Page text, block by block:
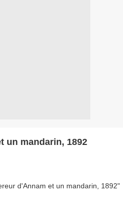
un mandarin, 1892